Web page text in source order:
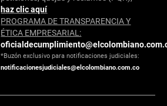
haz clic aquí
PROGRAMA DE TRANSPARENCIA Y
ÉTICA EMPRESARIAL:
*Buzón exclusivo para notificaciones judiciales:
notificacionesjudiciales@elcolombiano.com.co